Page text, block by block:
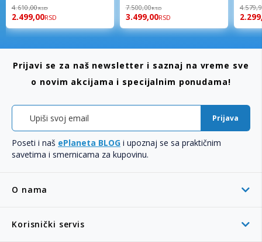
98%
4.610,00RSD
2.499,00RSD
94%
7.500,00RSD
3.499,00RSD
96%
O nama
Korisnički servis
Prijavi se za naš newsletter i saznaj na vreme sve
o novim akcijama i specijalnim ponudama!
Prijava
Poseti i naš ePlaneta BLOG i upoznaj se sa praktičnim
savetima i smernicama za kupovinu.